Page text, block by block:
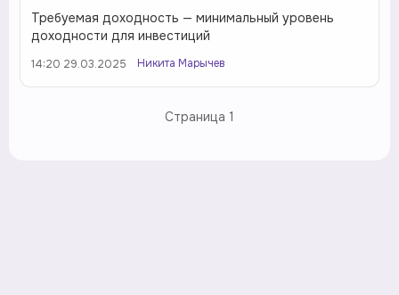
Требуемая доходность — минимальный уровень
доходности для инвестиций
14:20 29.03.2025 Никита Марычев
Страница 1